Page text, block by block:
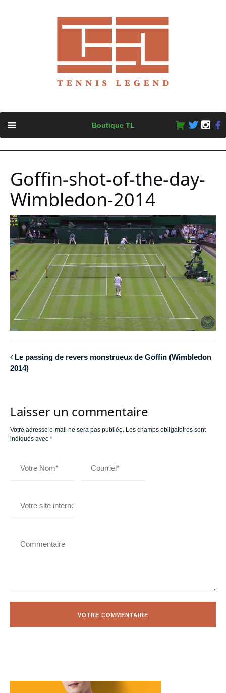
content
Boutique TL
Goffin-shot-of-the-day-
Wimbledon-2014
Le passing de revers monstrueux de Goffin (Wimbledon
2014)
Laisser un commentaire
Votre adresse e-mail ne sera pas publiée. Les champs obligatoires sont
indiqués avec *